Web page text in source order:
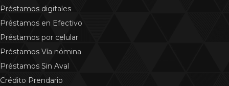
Préstamos digitales
Préstamos en Efectivo
Préstamos por celular
Préstamos Vía nómina
Préstamos Sin Aval
Crédito Prendario